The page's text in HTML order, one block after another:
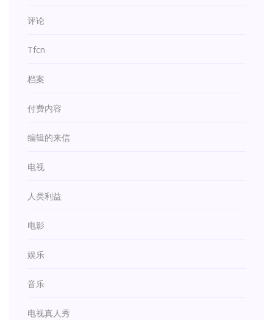
评论
Tfcn
档案
付费内容
编辑的来信
电视
人类利益
电影
娱乐
音乐
电视真人秀